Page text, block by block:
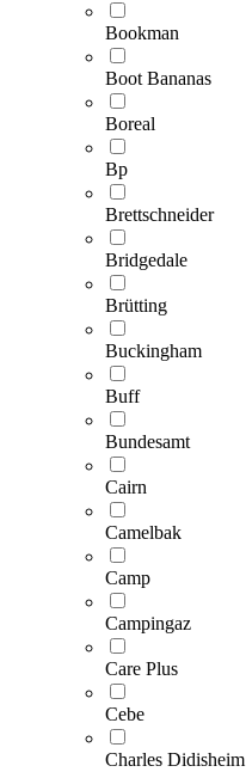
Bookman
Boot Bananas
Boreal
Bp
Brettschneider
Bridgedale
Brütting
Buckingham
Buff
Bundesamt
Cairn
Camelbak
Camp
Campingaz
Care Plus
Cebe
Charles Didisheim